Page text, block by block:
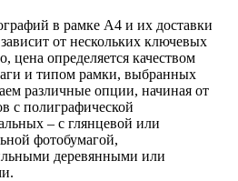
в рамке А4 и их доставки
от нескольких ключевых
цена определяется качеством
и типом рамки, выбранных
различные опции, начиная от
с полиграфической
– с глянцевой или
фотобумагой,
деревянными или